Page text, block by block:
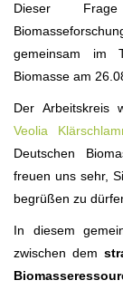
Dieser
gemeinsam im
Biomasse am
Der Arbeitskreis
Veolia
Deutschen
freuen uns sehr,
begrüßen zu
In diesem
zwischen dem